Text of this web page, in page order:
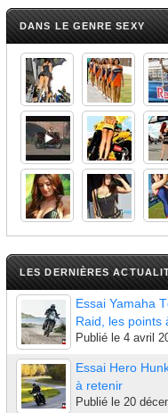
DANS LE GENRE SEXY
LES DERNIÈRES
Essai Yamaha
Raid, les points
Publié le 4 avril
Essai Hero
à retenir
Publié le 20